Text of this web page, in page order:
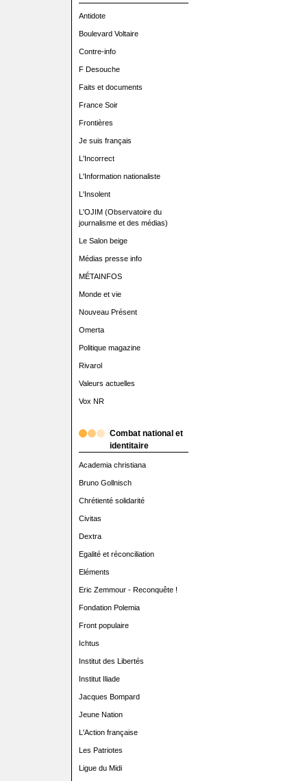
Antidote
Boulevard Voltaire
Contre-info
F Desouche
Faits et documents
France Soir
Frontières
Je suis français
L'Incorrect
L'Information nationaliste
L'Insolent
L'OJIM (Observatoire du
journalisme et des médias)
Le Salon beige
Médias presse info
MÉTAINFOS
Monde et vie
Nouveau Présent
Omerta
Politique magazine
Rivarol
Valeurs actuelles
Vox NR
Combat national et
identitaire
Academia christiana
Bruno Gollnisch
Chrétienté solidarité
Civitas
Dextra
Egalité et réconciliation
Eléments
Eric Zemmour - Reconquête !
Fondation Polemia
Front populaire
Ichtus
Institut des Libertés
Institut Iliade
Jacques Bompard
Jeune Nation
L'Action française
Les Patriotes
Ligue du Midi